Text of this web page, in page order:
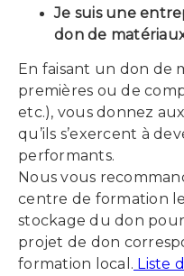
Je suis une
don de
En faisant un don de
premières ou de
etc.), vous donnez
qu’ils s’exercent à
performants.
Nous vous
centre de formation
stockage du don
projet de don
formation local. Liste